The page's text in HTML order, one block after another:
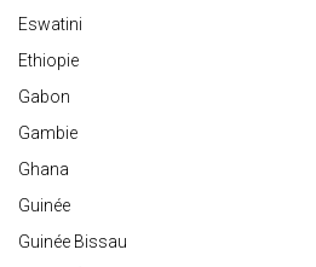
Eswatini
Ethiopie
Gabon
Gambie
Ghana
Guinée
Guinée Bissau